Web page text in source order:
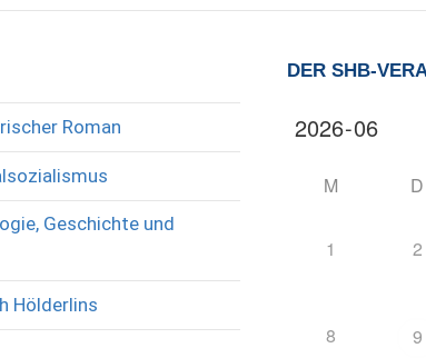
Roman
Geschichte und
Hölderlins
DER SHB-
M D
1 2
8 9